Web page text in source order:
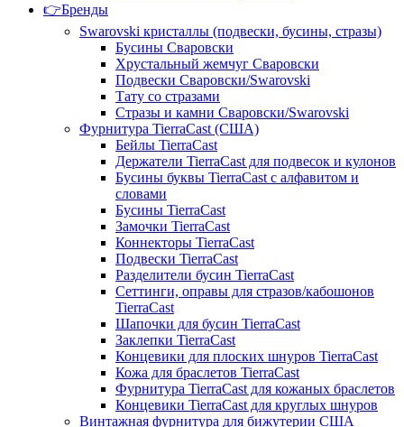
👉Бренды
Swarovski кристаллы (подвески, бусины, стразы)
Бусины Сваровски
Хрустальный жемчуг Сваровски
Подвески Сваровски/Swarovski
Тату со стразами
Стразы и камни Сваровски/Swarovski
Фурнитура TierraCast (США)
Бейлы TierraCast
Держатели TierraCast для подвесок и кулонов
Бусины буквы TierraCast с алфавитом и
словами
Бусины TierraCast
Замочки TierraCast
Коннекторы TierraCast
Подвески TierraCast
Разделители бусин TierraCast
Сеттинги, оправы для стразов/кабошонов
TierraCast
Шапочки для бусин TierraCast
Заклепки TierraCast
Концевики для плоских шнуров TierraCast
Кожа для браслетов TierraCast
Фурнитура TierraCast для кожаных браслетов
Концевики TierraCast для круглых шнуров
Винтажная фурнитура для бижутерии США